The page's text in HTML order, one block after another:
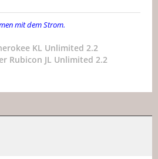
mit dem Strom.
KL Unlimited 2.2
Rubicon JL Unlimited 2.2